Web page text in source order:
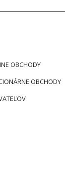
OBCHODY
OBCHODY